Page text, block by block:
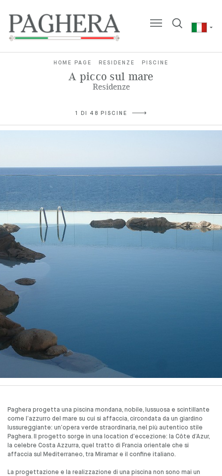
HOME PAGE RESIDENZE PISCINE
A picco sul mare
Residenze
1 DI 48 PISCINE
Paghera progetta una piscina mondana, nobile, lussuosa e scintillante
come l’azzurro del mare su cui si affaccia, circondata da un giardino
lussureggiante: un’opera verde straordinaria, nel più autentico stile
Paghera. Il progetto sorge in una location d’eccezione: la Côte d’Azur,
la celebre Costa Azzurra, quel tratto di Francia orientale che si
affaccia sul Mediterraneo, tra Miramar e il confine italiano.
La progettazione e la realizzazione di una piscina non sono mai un